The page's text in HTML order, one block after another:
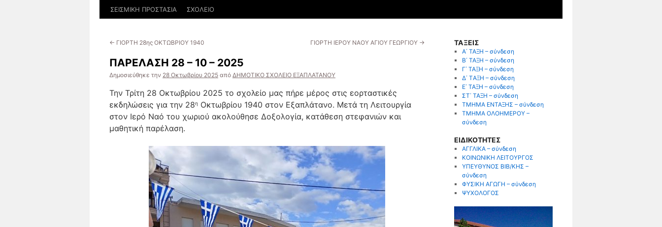
ΣΕΙΣΜΙΚΗ ΠΡΟΣΤΑΣΙΑ ΣΧΟΛΕΙΟ
← ΓΙΟΡΤΗ 28ης ΟΚΤΩΒΡΙΟΥ 1940 ΓΙΟΡΤΗ ΙΕΡΟΥ ΝΑΟΥ ΑΓΙΟΥ ΓΕΩΡΓΙΟΥ →
ΠΑΡΕΛΑΣΗ 28 – 10 – 2025
Δημοσιεύθηκε την 28 Οκτωβρίου 2025 από ΔΗΜΟΤΙΚΟ ΣΧΟΛΕΙΟ ΕΞΑΠΛΑΤΑΝΟΥ
Την Τρίτη 28 Οκτωβρίου 2025 το σχολείο μας πήρε μέρος στις εορταστικές
εκδηλώσεις για την 28η Οκτωβρίου 1940 στον Εξαπλάτανο. Μετά τη Λειτουργία
στον Ιερό Ναό του χωριού ακολούθησε Δοξολογία, κατάθεση στεφανιών και
μαθητική παρέλαση.
ΤΑΞΕΙΣ
Α΄ ΤΑΞΗ – σύνδεση
Β΄ ΤΑΞΗ – σύνδεση
Γ΄ ΤΑΞΗ – σύνδεση
Δ΄ TΑΞΗ – σύνδεση
Ε΄ ΤΑΞΗ – σύνδεση
ΣΤ΄ ΤΑΞΗ – σύνδεση
ΤΜΗΜΑ ΕΝΤΑΞΗΣ – σύνδεση
ΤΜΗΜΑ ΟΛΟΗΜΕΡΟΥ –
σύνδεση
ΕΙΔΙΚΟΤΗΤΕΣ
ΑΓΓΛΙΚΑ – σύνδεση
ΚΟΙΝΩΝΙΚΗ ΛΕΙΤΟΥΡΓΟΣ
ΥΠΕΥΘΥΝΟΣ ΒΙΒ/ΚΗΣ –
σύνδεση
ΦΥΣΙΚΗ ΑΓΩΓΗ – σύνδεση
ΨΥΧΟΛΟΓΟΣ